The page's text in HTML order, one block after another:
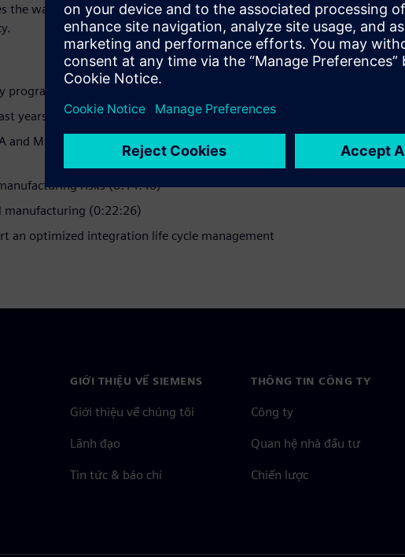
the way to do business, along with the impact
program (0:02:10)
years (0:04:55)
and Manufacturers work together to address
risks (0:14:40)
manufacturing (0:22:26)
an optimized integration life cycle management
GIỚI THIỆU VỀ SIEMENS
Giới thiệu về chúng tôi
Lãnh đạo
Tin tức & báo chí
THÔNG TIN CÔNG TY
Công ty
Quan hệ nhà đầu tư
Chiến lược